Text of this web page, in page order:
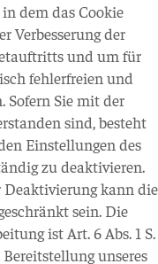
dem das Cookie
Verbesserung der
und um für
fehlerfreien und
Sie mit der
sind, besteht
Einstellungen des
zu deaktivieren.
Deaktivierung kann die
sein. Die
ist Art. 6 Abs. 1 S.
unseres